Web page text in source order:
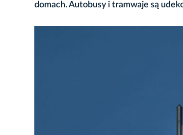
domach. Autobusy i tramwaje są